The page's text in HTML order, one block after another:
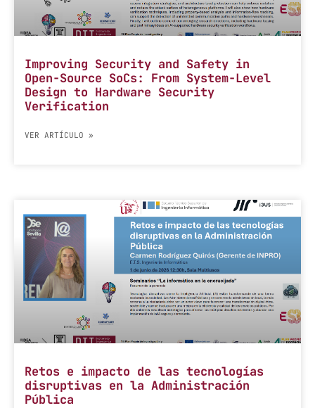
Improving Security and Safety in
Open-Source SoCs: From System-Level
Design to Hardware Security
Verification
VER ARTÍCULO »
Retos e impacto de las tecnologías
disruptivas en la Administración
Pública